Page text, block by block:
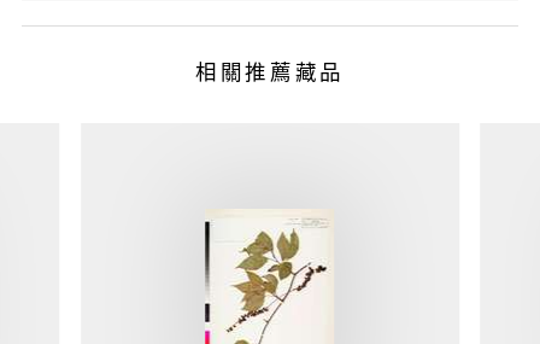
相關推薦藏品